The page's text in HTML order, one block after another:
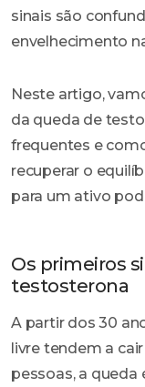
sinais são
envelhecimento
Neste artigo,
da queda de
frequentes e
recuperar o
para um ativo
Os primeiros
testosterona
A partir dos 30
livre tendem a
pessoas, a queda